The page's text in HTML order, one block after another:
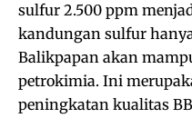
sulfur 2.500 ppm
kandungan sulfur
Balikpapan akan
petrokimia. Ini
peningkatan kualitas